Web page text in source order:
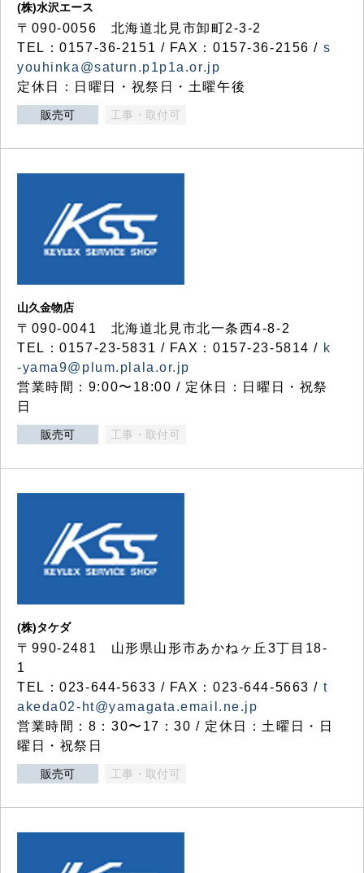
(株)水沢エース
〒090-0056 北海道北見市卸町2-3-2
TEL：0157-36-2151 / FAX：0157-36-2156 / s
youhinka@saturn.p1p1a.or.jp
定休日：日曜日・祝祭日・土曜午後
販売可 工事・取付可
山久金物店
〒090-0041 北海道北見市北一条西4-8-2
TEL：0157-23-5831 / FAX：0157-23-5814 / k
-yama9@plum.plala.or.jp
営業時間：9:00〜18:00 / 定休日：日曜日・祝祭
日
販売可 工事・取付可
(株)タケダ
〒990-2481 山形県山形市あかねヶ丘3丁目18-
1
TEL：023-644-5633 / FAX：023-644-5663 / t
akeda02-ht@yamagata.email.ne.jp
営業時間：8：30〜17：30 / 定休日：土曜日・日
曜日・祝祭日
販売可 工事・取付可